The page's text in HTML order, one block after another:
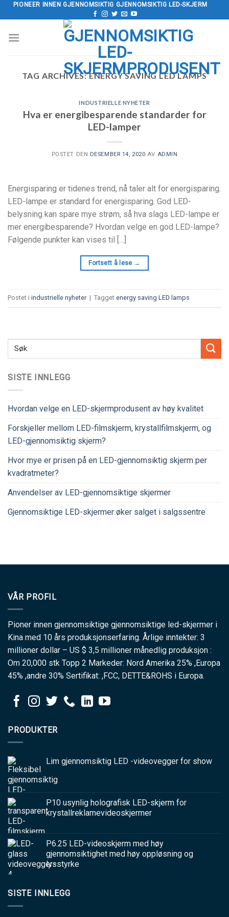
Hopp
til
PIONEER INNEN GJENNOMSIKTIG GJENNOMSIKTIG LED-SKJERM
TAG ARCHIVES:ENERGY SAVING LED LAMPS
SISTE INNLEGG
Hvordan velge en LED-skjermprodusent av høy kvalitet
Forskjeller mellom LED-filmskjerm, krystallfilmskjerm, og
LED-gjennomsiktig skjerm?
Hvor mye er prisen på en LED-gjennomsiktig skjerm per
kvadratmeter?
Anvendelser av LED-gjennomsiktige skjermer
Gjennomsiktige LED-skjermer øker salget i salgssentre
INDUSTRIELLE NYHETER
Hva er energibesparende standarder for
LED-lamper
POSTET DEN DESEMBER 14, 2020 AV ADMIN
Energisparing er tidenes trend, nå taler alt for energisparing.
LED-lampe er standard for energisparing. God LED-
belysning kan spare mye strøm, så hva slags LED-lampe er
mer energibesparende? Hvordan velge en god LED-lampe?
Følgende punkter kan vises til […]
Fortsett å lese →
Postet i industrielle nyheter | Tagget energy saving LED lamps
VÅR PROFIL
Pioner innen gjennomsiktige gjennomsiktige led-skjermer i
Kina med 10 års produksjonserfaring. Årlige inntekter: 3
millioner dollar – US $ 3,5 millioner månedlig produksjon :
Om 20,000 stk Topp 2 Markeder: Nord Amerika 25% ,Europa
45% ,andre 30% Sertifikat: ,FCC, DETTE&ROHS i Europa.
PRODUKTER
Lim gjennomsiktig LED -videovegger for show
P10 usynlig holografisk LED-skjerm for
krystallreklamevideoskjermer
P6.25 LED-videoskjerm med høy
gjennomsiktighet med høy oppløsning og
lysstyrke
SISTE INNLEGG